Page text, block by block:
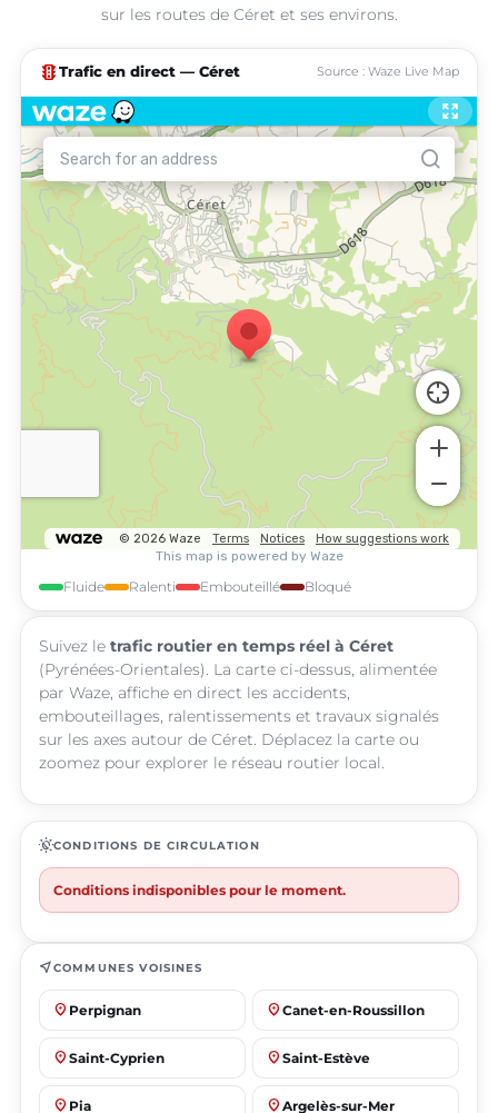
sur les routes de Céret et ses environs.
traffic Trafic en direct — Céret Source : Waze Live Map
Fluide Ralenti Embouteillé Bloqué
Suivez le trafic routier en temps réel à Céret
(Pyrénées-Orientales). La carte ci-dessus, alimentée
par Waze, affiche en direct les accidents,
embouteillages, ralentissements et travaux signalés
sur les axes autour de Céret. Déplacez la carte ou
zoomez pour explorer le réseau routier local.
routineCONDITIONS DE CIRCULATION
Conditions indisponibles pour le moment.
near_meCOMMUNES VOISINES
place Perpignan place Canet-en-Roussillon
place Saint-Cyprien place Saint-Estève
place Pia place Argelès-sur-Mer